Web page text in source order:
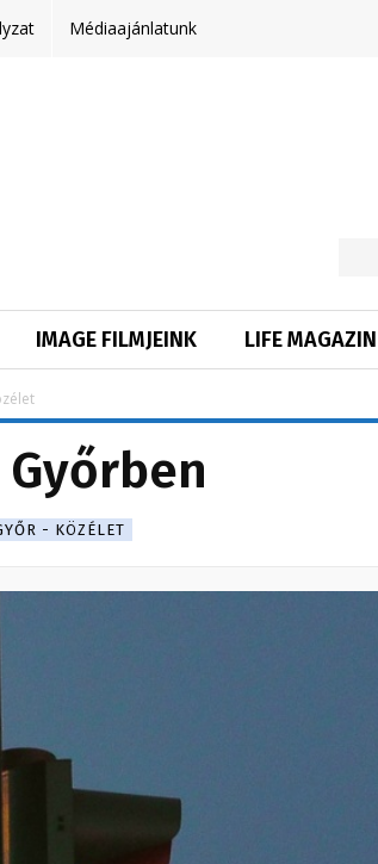
Médiaajánlatunk
IMAGE FILMJEINK LIFE MAGAZIN
- KÖZÉLET